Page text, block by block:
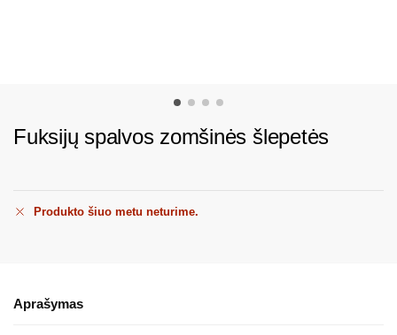
Fuksijų spalvos zomšinės šlepetės
Produkto šiuo metu neturime.
Aprašymas